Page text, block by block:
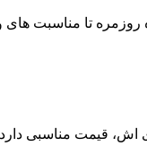
تا مناسبت‌ های
اش، قیمت مناسبی